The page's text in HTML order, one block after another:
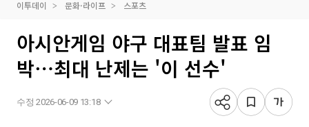
이투데이 문화·라이프 스포츠
아시안게임 야구 대표팀 발표 임
박⋯최대 난제는 '이 선수'
수정 2026-06-09 13:18